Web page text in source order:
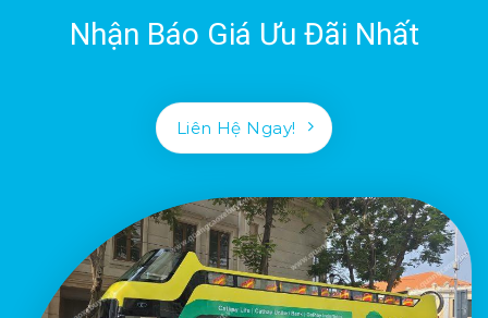
Nhận Báo Giá Ưu Đãi Nhất
Liên Hệ Ngay!